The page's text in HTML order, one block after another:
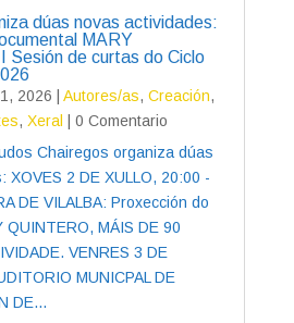
dúas novas actividades:
MARY
Sesión de curtas do Ciclo
2026 Autores/as, Creación,
, Xeral
| 0 Comentario
Chairegos organiza dúas
XOVES 2 DE XULLO, 20:00 -
DE VILALBA: Proxección do
QUINTERO, MÁIS DE 90
VENRES 3 DE
MUNICPAL DE
DE...